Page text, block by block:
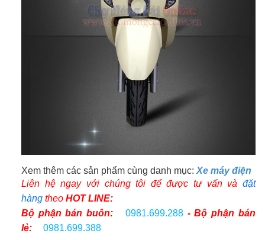
Xem thêm các sản phẩm cùng danh mục:Xe máy điện
Liên hệ ngay với chúng tôi để được tư vấn và đặt
hàng theoHOT LINE:
Bộ phận bán buôn:
0981.699.288 - Bộ phận bán
lẻ:
0981.699.388